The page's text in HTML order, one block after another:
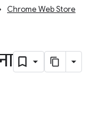
Chrome Web Store